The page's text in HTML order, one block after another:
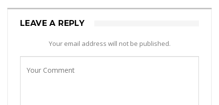
LEAVE A REPLY
Your email address will not be published.